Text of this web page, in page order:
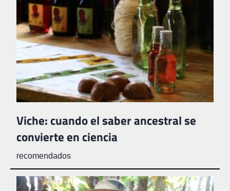
Viche: cuando el saber ancestral se
convierte en ciencia
recomendados